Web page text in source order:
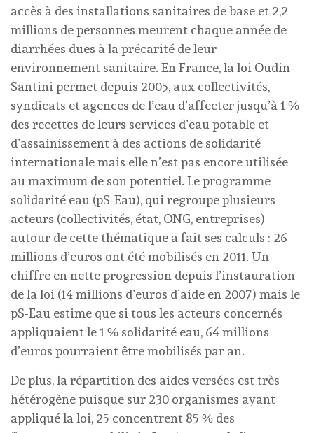
accès à des installations sanitaires de base et 2,2
millions de personnes meurent chaque année de
diarrhées dues à la précarité de leur
environnement sanitaire. En France, la loi Oudin-
Santini permet depuis 2005, aux collectivités,
syndicats et agences de l’eau d’affecter jusqu’à 1 %
des recettes de leurs services d’eau potable et
d’assainissement à des actions de solidarité
internationale mais elle n’est pas encore utilisée
au maximum de son potentiel. Le programme
solidarité eau (pS-Eau), qui regroupe plusieurs
acteurs (collectivités, état, ONG, entreprises)
autour de cette thématique a fait ses calculs : 26
millions d’euros ont été mobilisés en 2011. Un
chiffre en nette progression depuis l’instauration
de la loi (14 millions d’euros d’aide en 2007) mais le
pS-Eau estime que si tous les acteurs concernés
appliquaient le 1 % solidarité eau, 64 millions
d’euros pourraient être mobilisés par an.
De plus, la répartition des aides versées est très
hétérogène puisque sur 230 organismes ayant
appliqué la loi, 25 concentrent 85 % des